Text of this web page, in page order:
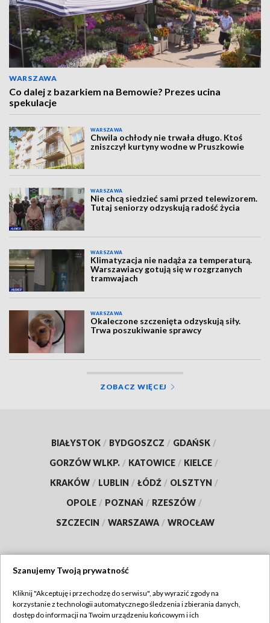
WARSZAWA
Co dalej z bazarkiem na Bemowie? Prezes ucina
spekulacje
WARSZAWA
Chwila ochłody nie trwała długo. Ktoś
zniszczył kurtyny wodne w Pruszkowie
WARSZAWA
Nie chcą siedzieć sami przed telewizorem.
Tutaj seniorzy odzyskują radość życia
WARSZAWA
Klimatyzacja nie nadąża za temperaturą.
Warszawiacy gotują się w rozgrzanych
tramwajach
WARSZAWA
Okaleczone szczenięta odzyskują siły.
Trwa poszukiwanie sprawcy
ZOBACZ WIĘCEJ
BIAŁYSTOK / BYDGOSZCZ / GDAŃSK /
GORZÓW WLKP. / KATOWICE / KIELCE /
KRAKÓW / LUBLIN / ŁÓDŹ / OLSZTYN /
OPOLE / POZNAŃ / RZESZÓW /
SZCZECIN / WARSZAWA / WROCŁAW
TVP
Szanujemy Twoją prywatność
Kliknij "Akceptuję i przechodzę do serwisu", aby wyrazić zgody na
korzystanie z technologii automatycznego śledzenia i zbierania danych,
dostęp do informacji na Twoim urządzeniu końcowym i ich